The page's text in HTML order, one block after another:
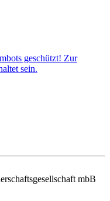
geschützt! Zur
sein.
mbB